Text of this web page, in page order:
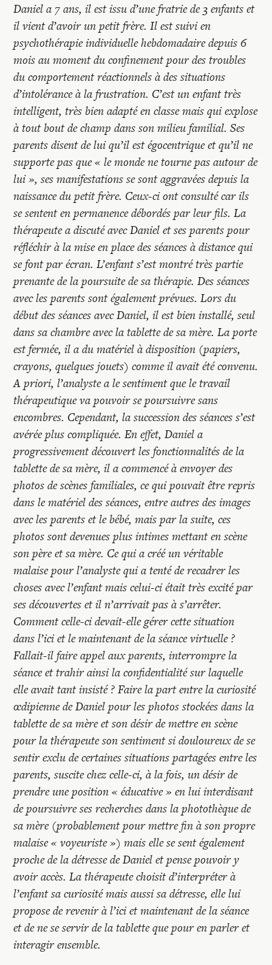
Daniel a 7 ans, il est issu d’une fratrie de 3 enfants et
il vient d’avoir un petit frère. Il est suivi en
psychothérapie individuelle hebdomadaire depuis 6
mois au moment du confinement pour des troubles
du comportement réactionnels à des situations
d’intolérance à la frustration. C’est un enfant très
intelligent, très bien adapté en classe mais qui explose
à tout bout de champ dans son milieu familial. Ses
parents disent de lui qu’il est égocentrique et qu’il ne
supporte pas que « le monde ne tourne pas autour de
lui », ses manifestations se sont aggravées depuis la
naissance du petit frère. Ceux-ci ont consulté car ils
se sentent en permanence débordés par leur fils. La
thérapeute a discuté avec Daniel et ses parents pour
réfléchir à la mise en place des séances à distance qui
se font par écran. L’enfant s’est montré très partie
prenante de la poursuite de sa thérapie. Des séances
avec les parents sont également prévues. Lors du
début des séances avec Daniel, il est bien installé, seul
dans sa chambre avec la tablette de sa mère. La porte
est fermée, il a du matériel à disposition (papiers,
crayons, quelques jouets) comme il avait été convenu.
A priori, l’analyste a le sentiment que le travail
thérapeutique va pouvoir se poursuivre sans
encombres. Cependant, la succession des séances s’est
avérée plus compliquée. En effet, Daniel a
progressivement découvert les fonctionnalités de la
tablette de sa mère, il a commencé à envoyer des
photos de scènes familiales, ce qui pouvait être repris
dans le matériel des séances, entre autres des images
avec les parents et le bébé, mais par la suite, ces
photos sont devenues plus intimes mettant en scène
son père et sa mère. Ce qui a créé un véritable
malaise pour l’analyste qui a tenté de recadrer les
choses avec l’enfant mais celui-ci était très excité par
ses découvertes et il n’arrivait pas à s’arrêter.
Comment celle-ci devait-elle gérer cette situation
dans l’ici et le maintenant de la séance virtuelle ?
Fallait-il faire appel aux parents, interrompre la
séance et trahir ainsi la confidentialité sur laquelle
elle avait tant insisté ? Faire la part entre la curiosité
œdipienne de Daniel pour les photos stockées dans la
tablette de sa mère et son désir de mettre en scène
pour la thérapeute son sentiment si douloureux de se
sentir exclu de certaines situations partagées entre les
parents, suscite chez celle-ci, à la fois, un désir de
prendre une position « éducative » en lui interdisant
de poursuivre ses recherches dans la photothèque de
sa mère (probablement pour mettre fin à son propre
malaise « voyeuriste ») mais elle se sent également
proche de la détresse de Daniel et pense pouvoir y
avoir accès. La thérapeute choisit d’interpréter à
l’enfant sa curiosité mais aussi sa détresse, elle lui
propose de revenir à l’ici et maintenant de la séance
et de ne se servir de la tablette que pour en parler et
interagir ensemble.